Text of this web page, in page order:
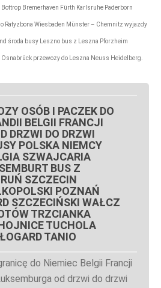
Bremerhaven Fürth Karlsruhe Paderborn
Ratyzbona Wiesbaden Münster – Chemnitz wyjazdy
środa busy Leszno bus z Leszna Pforzheim
Osnabrück przewozy do Leszna Neuss Heidelberg.
OSÓB I PACZEK DO
BELGII FRANCJI
DRZWI DO DRZWI
POLSKA NIEMCY
SZWAJCARIA
BUS Z
SZCZECIN
POZNAŃ
SZCZECIŃSKI WAŁCZ
TRZCIANKA
TUCHOLA
TANIO
do Niemiec Belgii Francji
od drzwi do drzwi